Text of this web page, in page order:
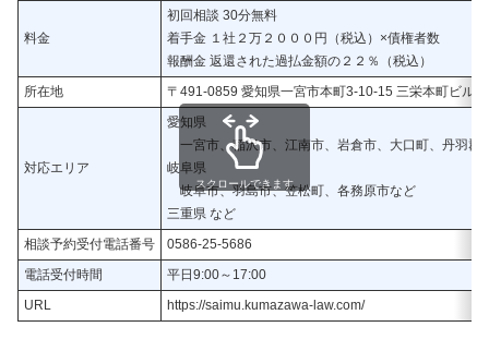
料金
初回相談 30分無料
着手金 １社２万２０００円（税込）×債権者数
報酬金 返還された過払金額の２２％（税込）
所在地
〒491-0859 愛知県一宮市本町3-10-15 三栄本町ビル
対応エリア
愛知県
一宮市、稲沢市、江南市、岩倉市、大口町、丹羽郡
岐阜県
岐阜市、羽島市、笠松町、各務原市など
三重県 など
相談予約受付電話番号
0586-25-5686
電話受付時間
平日9:00～17:00
URL
https://saimu.kumazawa-law.com/
スクロールできます